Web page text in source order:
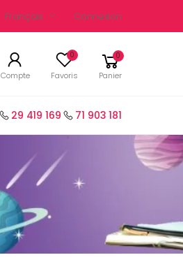
Français Connexion
Compte
0
Favoris
0
Panier
29 419 169 71 903 181